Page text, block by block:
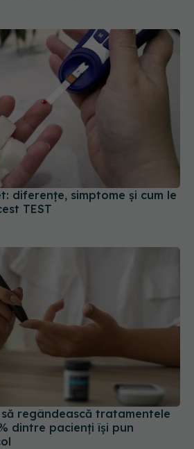
diferențe, simptome și cum le
TEST
regândească tratamentele
dintre pacienți își pun